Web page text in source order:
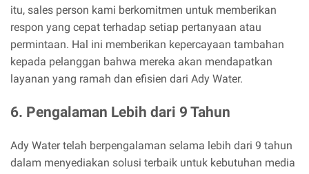
itu, sales person kami berkomitmen untuk memberikan
respon yang cepat terhadap setiap pertanyaan atau
permintaan. Hal ini memberikan kepercayaan tambahan
kepada pelanggan bahwa mereka akan mendapatkan
layanan yang ramah dan efisien dari Ady Water.
6. Pengalaman Lebih dari 9 Tahun
Ady Water telah berpengalaman selama lebih dari 9 tahun
dalam menyediakan solusi terbaik untuk kebutuhan media